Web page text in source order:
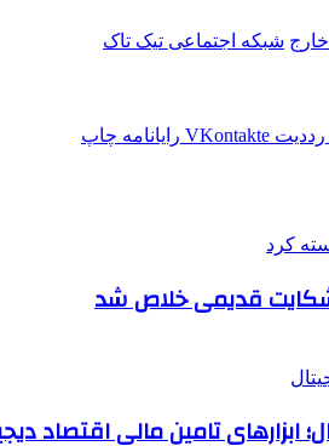
شبکه اجتماعی تیک تاک
‫رددیت ‫VKontakte رایانامه چاپ